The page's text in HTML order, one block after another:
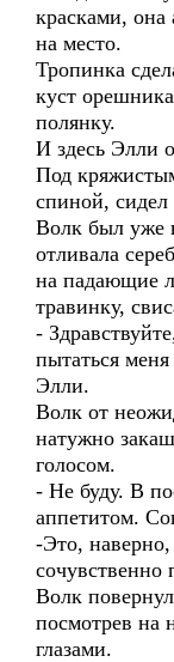
красками, она
на место.
Тропинка
куст
полянку.
И здесь Элли
Под
спиной,
Волк был уже
отливала
на падающие
травинку,
-
пытаться
Элли.
Волк от
натужно
голосом.
- Не буду. В
аппетитом.
-Это,
сочувственно
Волк
посмотрев на
глазами.